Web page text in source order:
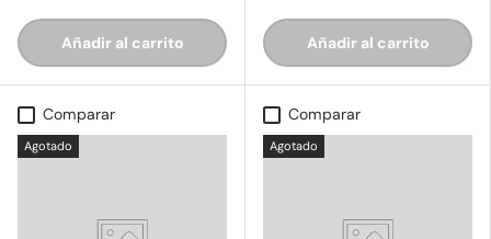
Añadir al carrito Añadir al carrito
Comparar
Agotado
Comparar
Agotado